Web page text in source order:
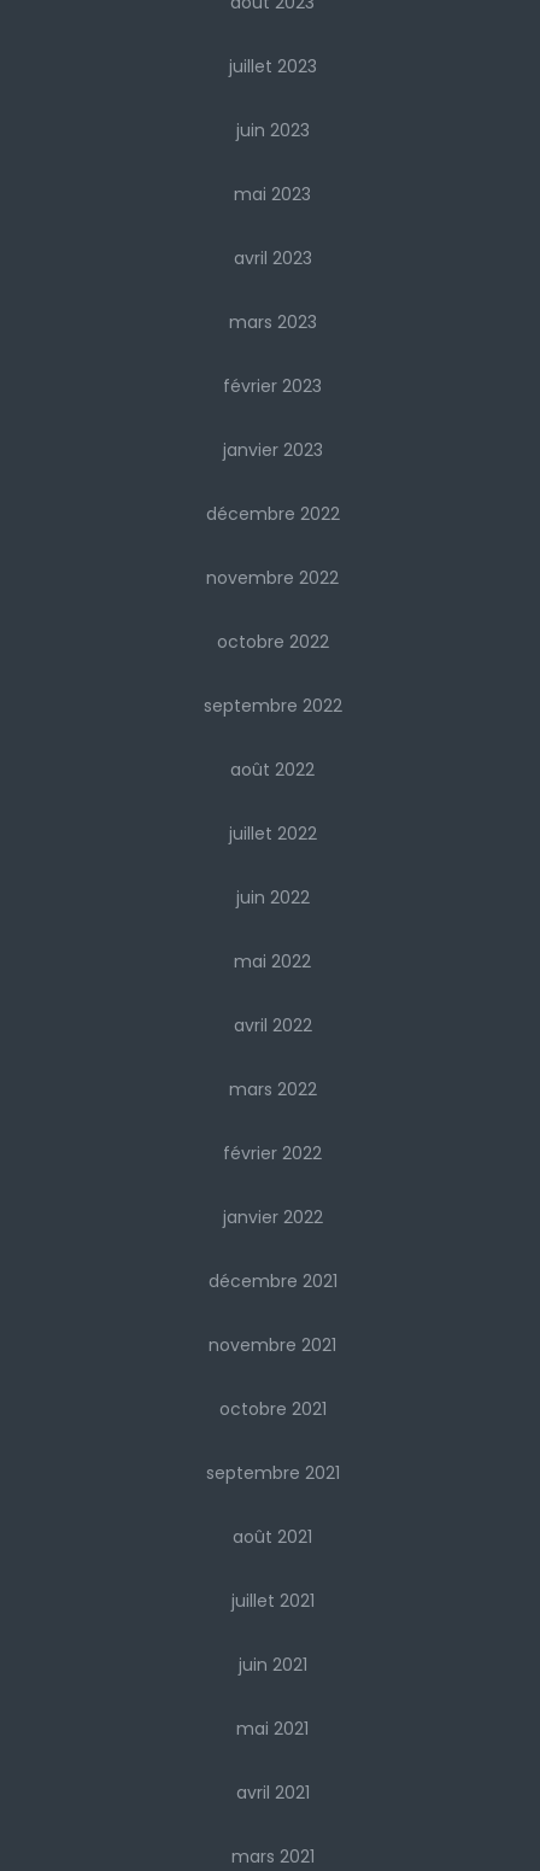
juillet 2023
juin 2023
mai 2023
avril 2023
mars 2023
février 2023
janvier 2023
décembre 2022
novembre 2022
octobre 2022
septembre 2022
août 2022
juillet 2022
juin 2022
mai 2022
avril 2022
mars 2022
février 2022
janvier 2022
décembre 2021
novembre 2021
octobre 2021
septembre 2021
août 2021
juillet 2021
juin 2021
mai 2021
avril 2021
mars 2021